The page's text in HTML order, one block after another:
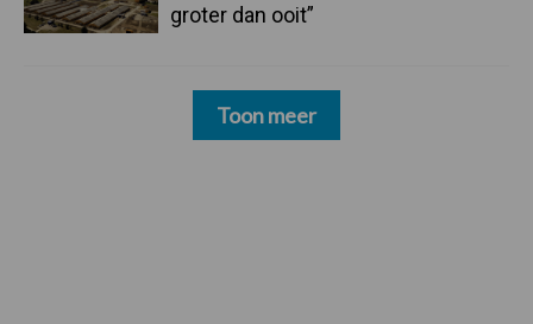
groter dan ooit”
Toon meer